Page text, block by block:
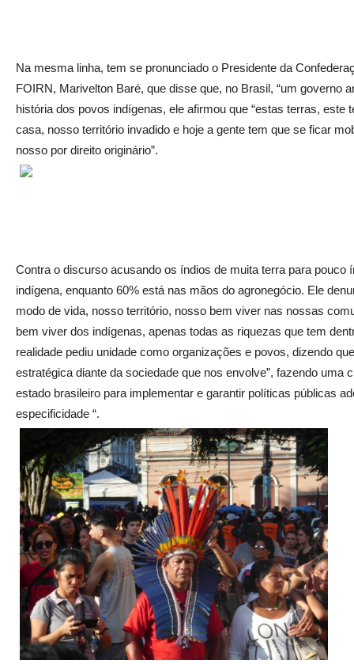
Na mesma linha, tem se pronunciado o Presidente da
FOIRN, Marivelton Baré, que disse que, no Brasil, “um governo
história dos povos indígenas, ele afirmou que “estas terras,
casa, nosso território invadido e hoje a gente tem que se ficar
nosso por direito originário”.
Contra o discurso acusando os índios de muita terra para pouco
indígena, enquanto 60% está nas mãos do agronegócio. Ele
modo de vida, nosso território, nosso bem viver nas nossas
bem viver dos indígenas, apenas todas as riquezas que tem
realidade pediu unidade como organizações e povos, dizendo
estratégica diante da sociedade que nos envolve”, fazendo uma
estado brasileiro para implementar e garantir políticas públicas
especificidade “.